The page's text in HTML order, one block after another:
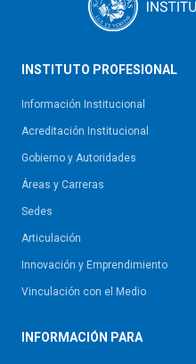
INSTITUTO PROFESIONAL
Información Institucional
Acreditación Institucional
Gobierno y Autoridades​
Áreas y Carreras
Sedes
Articulación
Innovación y Emprendimiento
Vinculación con el Medio
INFORMACIÓN PARA